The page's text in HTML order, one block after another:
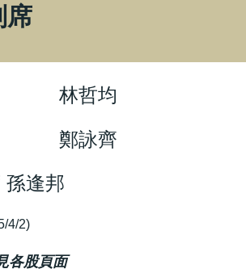
席
林哲均
鄭詠齊
孫逢邦
4/2)
各股頁面